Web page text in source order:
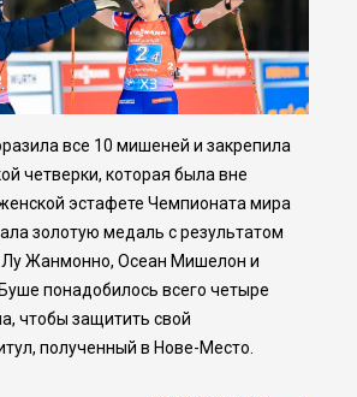
все 10 мишеней и закрепила
четверки, которая была вне
эстафете Чемпионата мира
золотую медаль с результатом
Лу Жанмонно, Осеан Мишелон и
понадобилось всего четыре
чтобы защитить свой
полученный в Нове-Место.